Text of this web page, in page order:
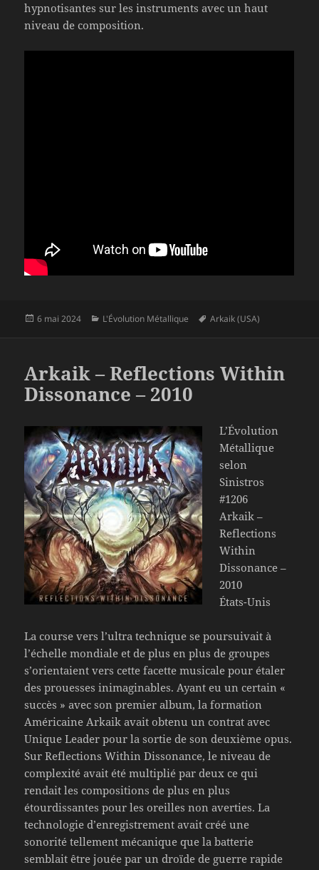
hypnotisantes sur les instruments avec un haut
niveau de composition.
Publié
6 mai 2024 Catégories
L'Évolution Métallique
Mots-
Arkaik (USA)
Arkaik – Reflections Within
Dissonance – 2010
L’Évolution
Métallique
selon
Sinistros
#1206
Arkaik –
Reflections
Within
Dissonance –
2010
États-Unis
La course vers l’ultra technique se poursuivait à
l’échelle mondiale et de plus en plus de groupes
s’orientaient vers cette facette musicale pour étaler
des prouesses inimaginables. Ayant eu un certain «
succès » avec son premier album, la formation
Américaine Arkaik avait obtenu un contrat avec
Unique Leader pour la sortie de son deuxième opus.
Sur Reflections Within Dissonance, le niveau de
complexité avait été multiplié par deux ce qui
rendait les compositions de plus en plus
étourdissantes pour les oreilles non averties. La
technologie d’enregistrement avait créé une
sonorité tellement mécanique que la batterie
semblait être jouée par un droïde de guerre rapide